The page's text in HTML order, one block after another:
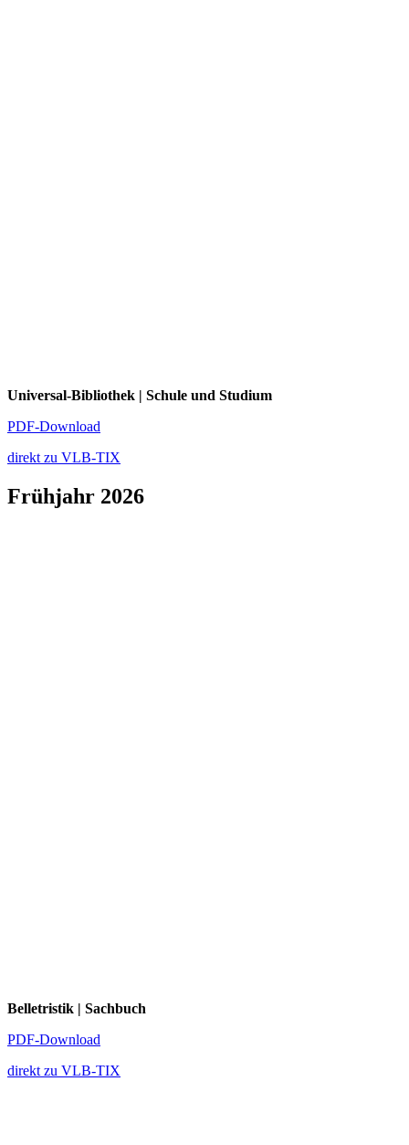
Universal-Bibliothek | Schule und Studium
PDF-Download
direkt zu VLB-TIX
Frühjahr 2026
Belletristik | Sachbuch
PDF-Download
direkt zu VLB-TIX